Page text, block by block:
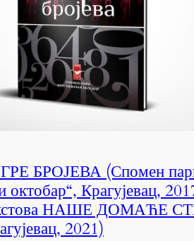
БРОЈЕВА (Спомен
октобар“, Крагујевац,
НАШЕ ДОМАЋЕ
2021)